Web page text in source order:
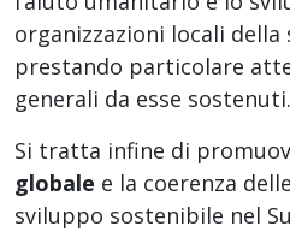
organizzazioni locali della
prestando particolare
generali da esse sostenuti.
Si tratta infine di
globale e la coerenza
sviluppo sostenibile nel